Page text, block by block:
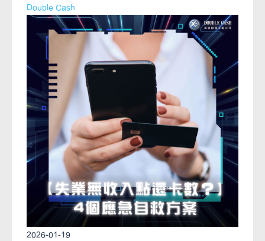
Double Cash
2026-01-19